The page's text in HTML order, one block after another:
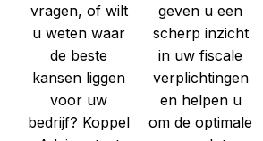
vragen, of wilt
u weten waar
de beste
kansen liggen
voor uw
bedrijf? Koppel
geven u een
scherp inzicht
in uw fiscale
verplichtingen
en helpen u
om de optimale